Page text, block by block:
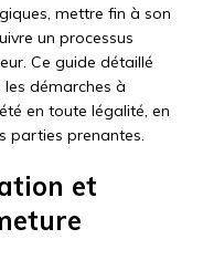
mettre fin à son
un processus
Ce guide détaillé
démarches à
en toute légalité, en
parties prenantes.
et